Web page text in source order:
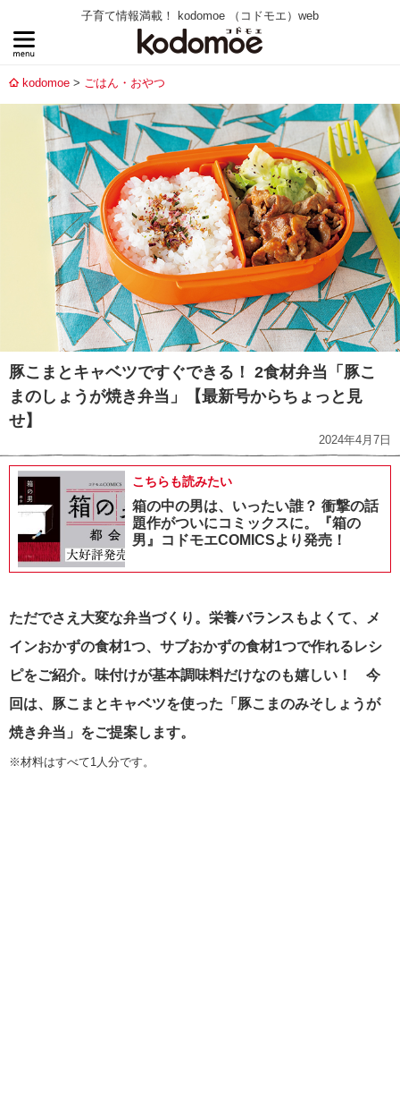
子育て情報満載！ kodomoe （コドモエ）web
kodomoe ごはん・おやつ
豚こまとキャベツですぐできる！ 2食材弁当「豚こ
まのしょうが焼き弁当」【最新号からちょっと見
せ】
2024年4月7日
こちらも読みたい
箱の中の男は、いったい誰？ 衝撃の話
題作がついにコミックスに。『箱の
男』コドモエCOMICSより発売！
ただでさえ大変な弁当づくり。栄養バランスもよくて、メ
インおかずの食材1つ、 サブおかずの食材1つで作れるレシ
ピをご紹介。味付けが基本調味料だけなのも嬉しい！ 今
回は、豚こまとキャベツを使った「豚こまのみそしょうが
焼き弁当」をご提案します。
※材料はすべて1人分です。